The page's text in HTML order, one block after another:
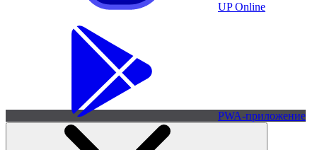
UP Online
PWA-приложение